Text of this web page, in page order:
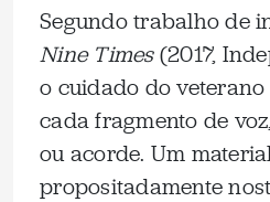
Segundo trabalho de
Nine Times(2017,
o cuidado do
cada fragmento de
ou acorde. Um
propositadamente